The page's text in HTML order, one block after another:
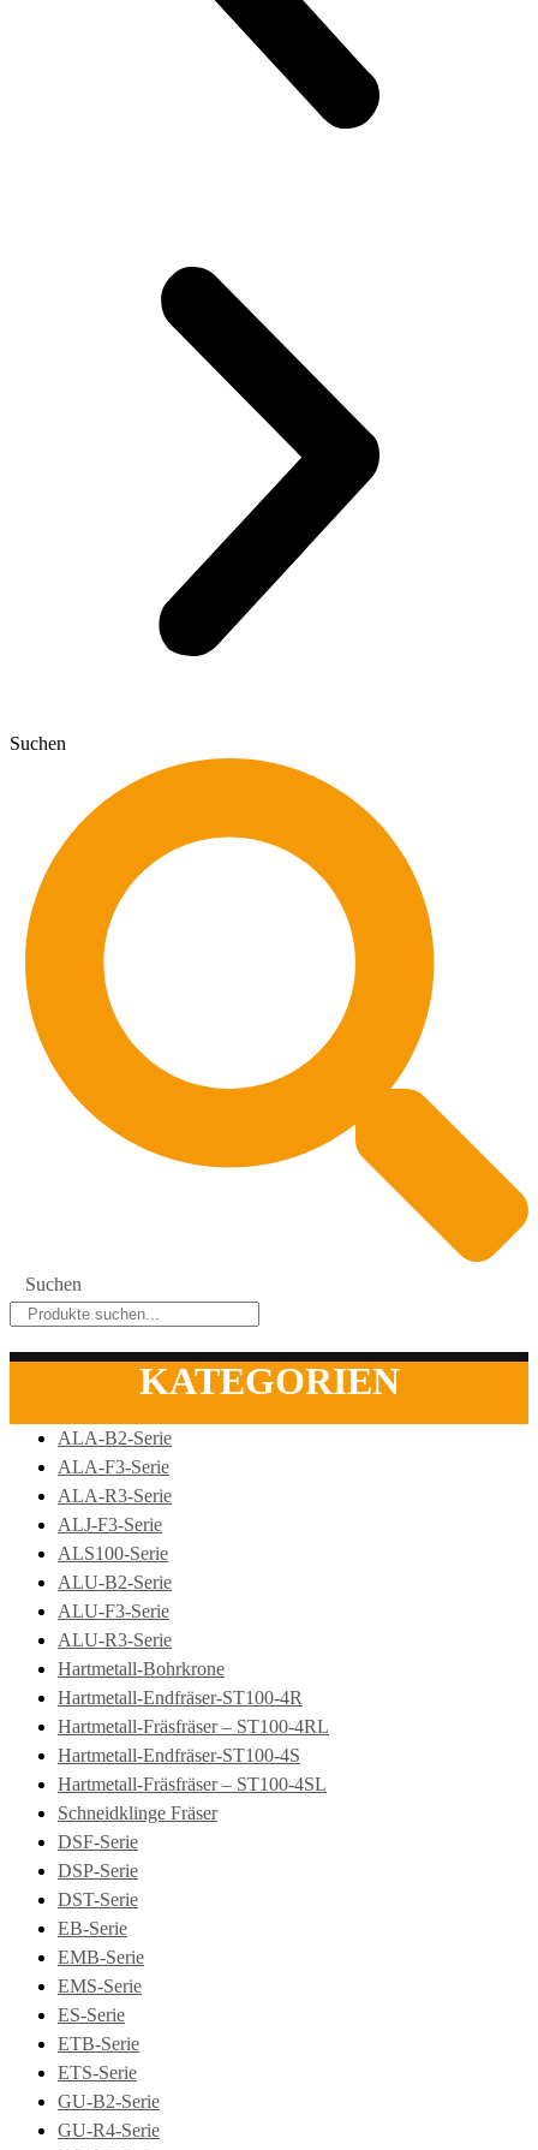
Suchen
Suchen
KATEGORIEN
ALA-B2-Serie
ALA-F3-Serie
ALA-R3-Serie
ALJ-F3-Serie
ALS100-Serie
ALU-B2-Serie
ALU-F3-Serie
ALU-R3-Serie
Hartmetall-Bohrkrone
Hartmetall-Endfräser-ST100-4R
Hartmetall-Fräsfräser – ST100-4RL
Hartmetall-Endfräser-ST100-4S
Hartmetall-Fräsfräser – ST100-4SL
Schneidklinge Fräser
DSF-Serie
DSP-Serie
DST-Serie
EB-Serie
EMB-Serie
EMS-Serie
ES-Serie
ETB-Serie
ETS-Serie
GU-B2-Serie
GU-R4-Serie